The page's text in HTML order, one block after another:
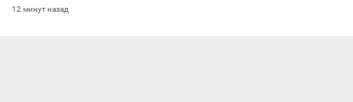
12 минут назад